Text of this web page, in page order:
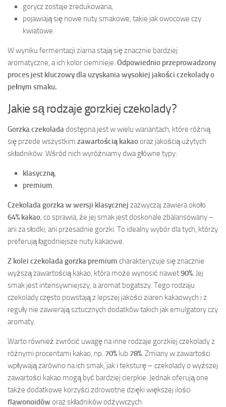
gorycz zostaje zredukowana,
pojawiają się nowe nuty smakowe, takie jak owocowe czy
kwiatowe.
W wyniku fermentacji ziarna stają się znacznie bardziej
aromatyczne, a ich kolor ciemnieje. Odpowiednio przeprowadzony
proces jest kluczowy dla uzyskania wysokiej jakości czekolady o
pełnym smaku.
Jakie są rodzaje gorzkiej czekolady?
Gorzka czekolada dostępna jest w wielu wariantach, które różnią
się przede wszystkim zawartością kakaooraz jakością użytych
składników. Wśród nich wyróżniamy dwa główne typy:
klasyczną
premium
Czekolada gorzka w wersji klasycznej zazwyczaj zawiera około
64% kakao , co sprawia, że jej smak jest doskonale zbalansowany –
ani za słodki, ani przesadnie gorzki. To idealny wybór dla tych, którzy
preferują łagodniejsze nuty kakaowe.
Z kolei czekolada gorzka premium charakteryzuje się znacznie
wyższą zawartością kakao, która może wynosić nawet90% . Jej
smak jest intensywniejszy, a aromat bogatszy. Tego rodzaju
czekolady często powstają z lepszej jakości ziaren kakaowych i z
reguły nie zawierają sztucznych dodatków takich jak emulgatory czy
aromaty.
Warto również zwrócić uwagę na inne rodzaje gorzkiej czekolady z
różnymi procentami kakao, np. 70% lub 78% . Zmiany w zawartości
wpływają zarówno na ich smak, jak i teksturę – czekolady o wyższej
zawartości kakao mogą być bardziej cierpkie. Jednak oferują one
także dodatkowe korzyści zdrowotne dzięki większej ilości
flawonoidów oraz składników odżywczych.